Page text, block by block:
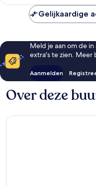
Gelijkaardige
Meld je aan om de
extra's te zien. Meer
Aanmelden
Over deze